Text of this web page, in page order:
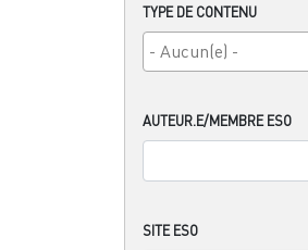
TYPE DE CONTENU
AUTEUR.E/MEMBRE ESO
SITE ESO